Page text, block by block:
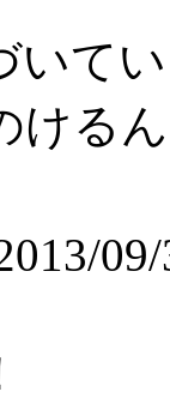
いて
ける